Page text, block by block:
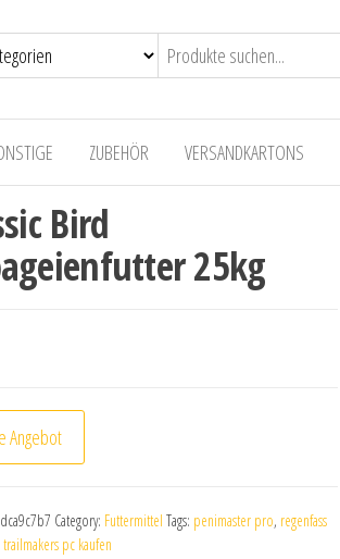
ZUBEHÖR VERSANDKARTONS
Bird
25kg
Angebot
Category: Futtermittel Tags: penimaster pro, regenfass
trailmakers pc kaufen